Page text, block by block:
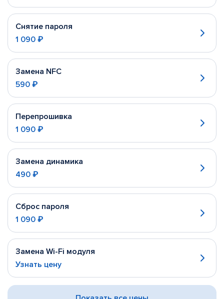
Снятие пароля
1 090 ₽
Замена NFC
590 ₽
Перепрошивка
1 090 ₽
Замена динамика
490 ₽
Сброс пароля
1 090 ₽
Замена Wi-Fi модуля
Узнать цену